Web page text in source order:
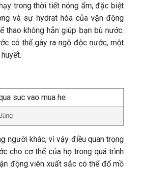
trong thời tiết nóng ẩm, đặc biệt
và sự hydrat hóa của vận động
thao không hẳn giúp bạn bù nước.
có thể gây ra ngộ độc nước, một
người khác, vì vậy điều quan trọng
cho cơ thể của họ trong quá trình
động viên xuất sắc có thể đổ mồ